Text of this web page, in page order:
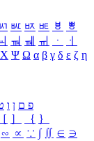
ㅵ ㅶ ㅷ ㅸ
ㅹ
ㆊ ㆋ ㆌ ㆍ
ㆎ
Χ Ψ Ω α β γ δ ε ζ η
פ ם ן ו
［ ］ ｛ ｝
∽ ∝ ∵ ∫ ∬ ∈ ∋